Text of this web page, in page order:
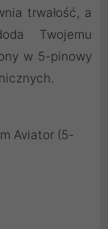
trwałość, a
Twojemu
w 5-pinowy
Aviator (5-